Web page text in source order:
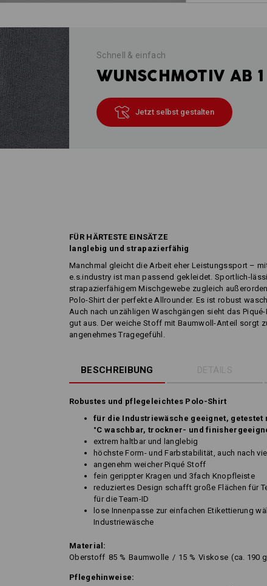
Schnell & einfach
WUNSCHMOTIV AB
Jetzt selbst gestalten
FÜR HÄRTESTE EINSÄTZE
langlebig und strapazierfähig
Manchmal gleicht die Arbeit eher Leistungssport –
e.s.industry ist man passend gekleidet. Sportlich-
strapazierfähigem Mischgewebe zugleich
Polo-Shirt der perfekte Allrounder. Es ist robust
Auch nach unzähligen Waschgängen sieht das
gut aus. Der weiche Stoff mit Baumwoll-Anteil sorgt
angenehmes Tragegefühl.
BESCHREIBUNG DETAILS
Robustes und pflegeleichtes Polo-Shirt
für die Industriewäsche geeignet, getestet
°C waschbar, trockner- und
extrem haltbar und langlebig
höchste Form- und Farbstabilität, auch nach
angenehm weicher Piqué Stoff
fein gerippter Kragen und 3fach Knopfleiste
reduziertes Design schafft große Flächen für
für die Team-ID
lose Innenpasse zur einfachen Etikettierung
Industriewäsche
Material:
Oberstoff 85 % Baumwolle / 15 % Viskose (ca. 190
Pflegehinweise: